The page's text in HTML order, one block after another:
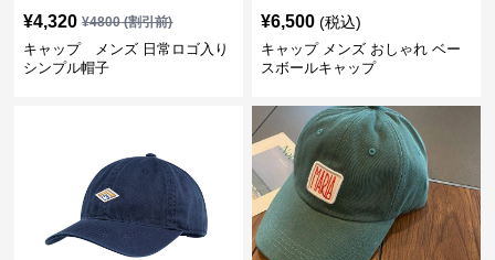
¥4,320 ¥4800(割引前)
キャップ メンズ 日常ロゴ入り
シンプル帽子
¥6,500 (税込)
キャップ メンズ おしゃれ ベー
スボールキャップ